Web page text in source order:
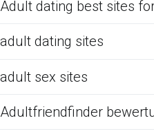
Adult dating best sites
adult dating sites
adult sex sites
Adultfriendfinder